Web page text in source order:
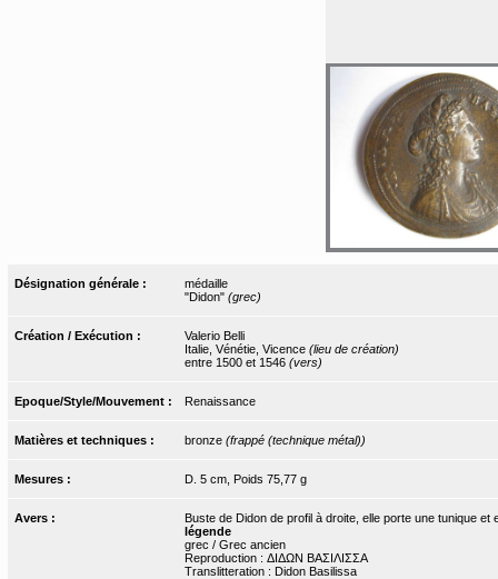
Désignation générale :
médaille
"Didon" (grec)
Création / Exécution :
Valerio Belli
Italie, Vénétie, Vicence (lieu de création)
entre 1500 et 1546 (vers)
Epoque/Style/Mouvement : Renaissance
Matières et techniques : bronze (frappé (technique métal))
Mesures : D. 5 cm, Poids 75,77 g
Avers :
Buste de Didon de profil à droite, elle porte une tunique
légende
grec / Grec ancien
Reproduction : ΔΙΔΩΝ ΒΑΣΙΛΙΣΣΑ
Translitteration : Didon Basilissa